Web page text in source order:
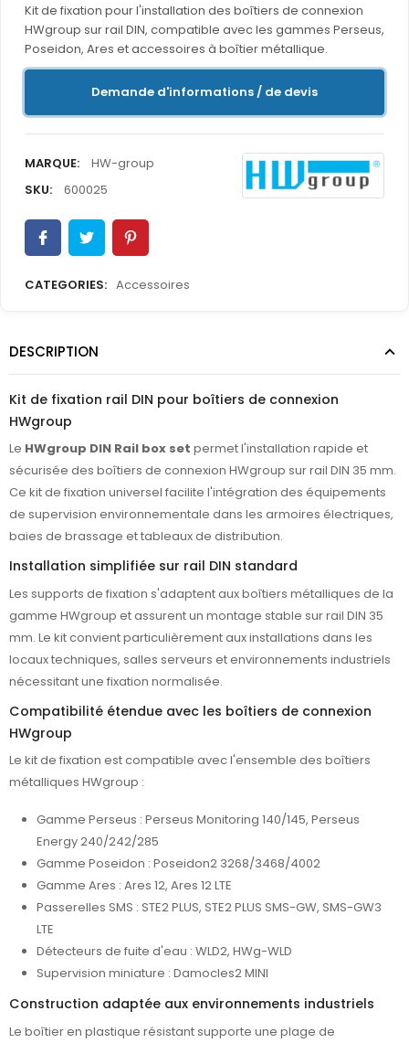
Kit de fixation pour l'installation des boîtiers de connexion
HWgroup sur rail DIN, compatible avec les gammes Perseus,
Poseidon, Ares et accessoires à boîtier métallique.
Demande d'informations / de devis
MARQUE:
HW-group
SKU:
600025
CATEGORIES: Accessoires
DESCRIPTION
Kit de fixation rail DIN pour boîtiers de connexion
HWgroup
Le HWgroup DIN Rail box set permet l'installation rapide et
sécurisée des boîtiers de connexion HWgroup sur rail DIN 35 mm.
Ce kit de fixation universel facilite l'intégration des équipements
de supervision environnementale dans les armoires électriques,
baies de brassage et tableaux de distribution.
Installation simplifiée sur rail DIN standard
Les supports de fixation s'adaptent aux boîtiers métalliques de la
gamme HWgroup et assurent un montage stable sur rail DIN 35
mm. Le kit convient particulièrement aux installations dans les
locaux techniques, salles serveurs et environnements industriels
nécessitant une fixation normalisée.
Compatibilité étendue avec les boîtiers de connexion
HWgroup
Le kit de fixation est compatible avec l'ensemble des boîtiers
métalliques HWgroup :
Gamme Perseus : Perseus Monitoring 140/145, Perseus
Energy 240/242/285
Gamme Poseidon : Poseidon2 3268/3468/4002
Gamme Ares : Ares 12, Ares 12 LTE
Passerelles SMS : STE2 PLUS, STE2 PLUS SMS-GW, SMS-GW3
LTE
Détecteurs de fuite d'eau : WLD2, HWg-WLD
Supervision miniature : Damocles2 MINI
Construction adaptée aux environnements industriels
Le boîtier en plastique résistant supporte une plage de